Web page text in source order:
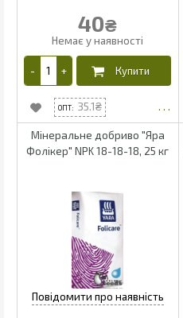
40₴
35.1
Мінеральне добриво "Яра
Фолікер" NPK 18-18-18, 25 кг